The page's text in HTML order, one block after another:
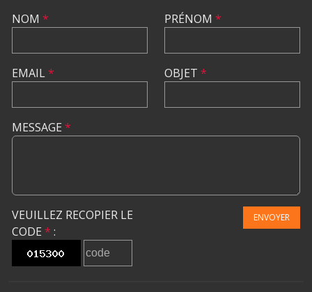
NOM *
EMAIL*
PRÉNOM *
OBJET *
MESSAGE *
VEUILLEZ RECOPIER LE
CODE * :
ENVOYER